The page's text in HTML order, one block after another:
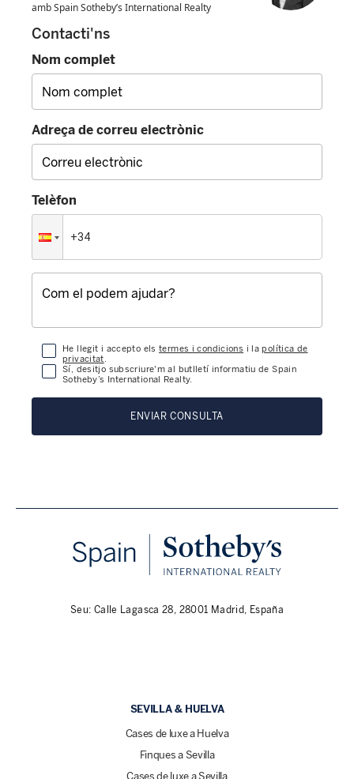
amb Spain Sotheby’s International Realty
Contacti'ns
Nom complet
Adreça de correu electrònic
Telèfon
He llegit i accepto els termes i condicions i lapolítica de
privacitat.
Sí, desitjo subscriure'm al butlletí informatiu de Spain
Sotheby’s International Realty.
ENVIAR CONSULTA
Seu: Calle Lagasca 28, 28001 Madrid, España
SEVILLA & HUELVA
Cases de luxe a Huelva
Finques a Sevilla
Cases de luxe a Sevilla